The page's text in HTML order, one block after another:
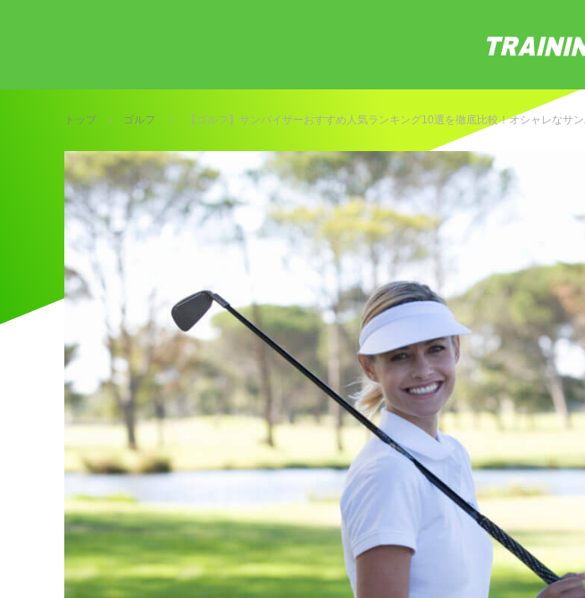
トップ ゴルフ 【ゴルフ】サンバイザーおすすめ人気ランキング10選を徹底比較！オシャレなサ